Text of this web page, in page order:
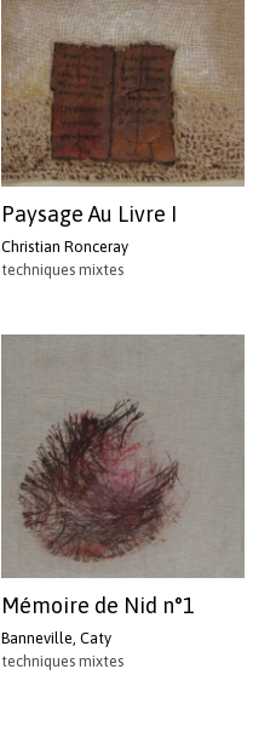
Paysage Au Livre I
Christian Ronceray
techniques mixtes
Mémoire de Nid n°1
Banneville, Caty
techniques mixtes